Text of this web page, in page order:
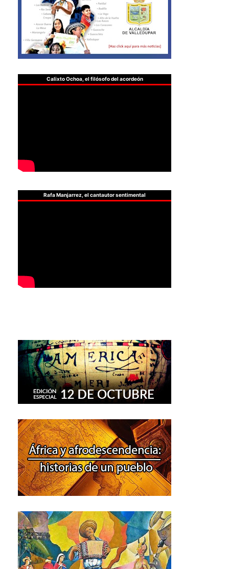
Calixto Ochoa, el filósofo del acordeón
Rafa Manjarrez, el cantautor sentimental